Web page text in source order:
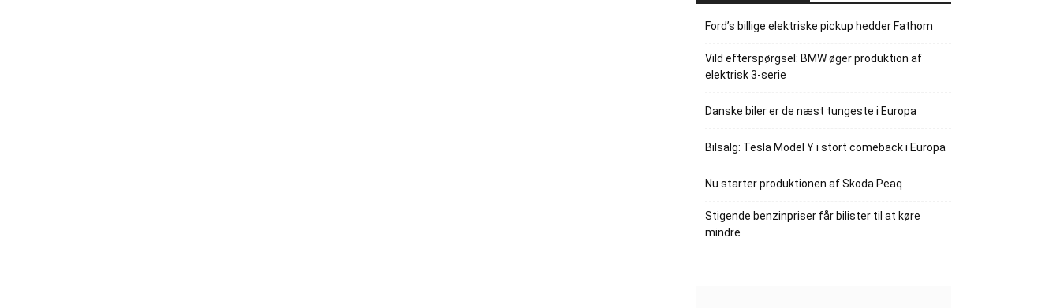
Ford’s billige elektriske pickup hedder Fathom
Vild efterspørgsel: BMW øger produktion af
elektrisk 3-serie
Danske biler er de næst tungeste i Europa
Bilsalg: Tesla Model Y i stort comeback i Europa
Nu starter produktionen af Skoda Peaq
Stigende benzinpriser får bilister til at køre
mindre